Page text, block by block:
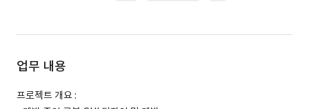
업무 내용
프로젝트 개요 :